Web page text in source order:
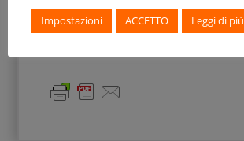
Impostazioni ACCETTO Leggi di più